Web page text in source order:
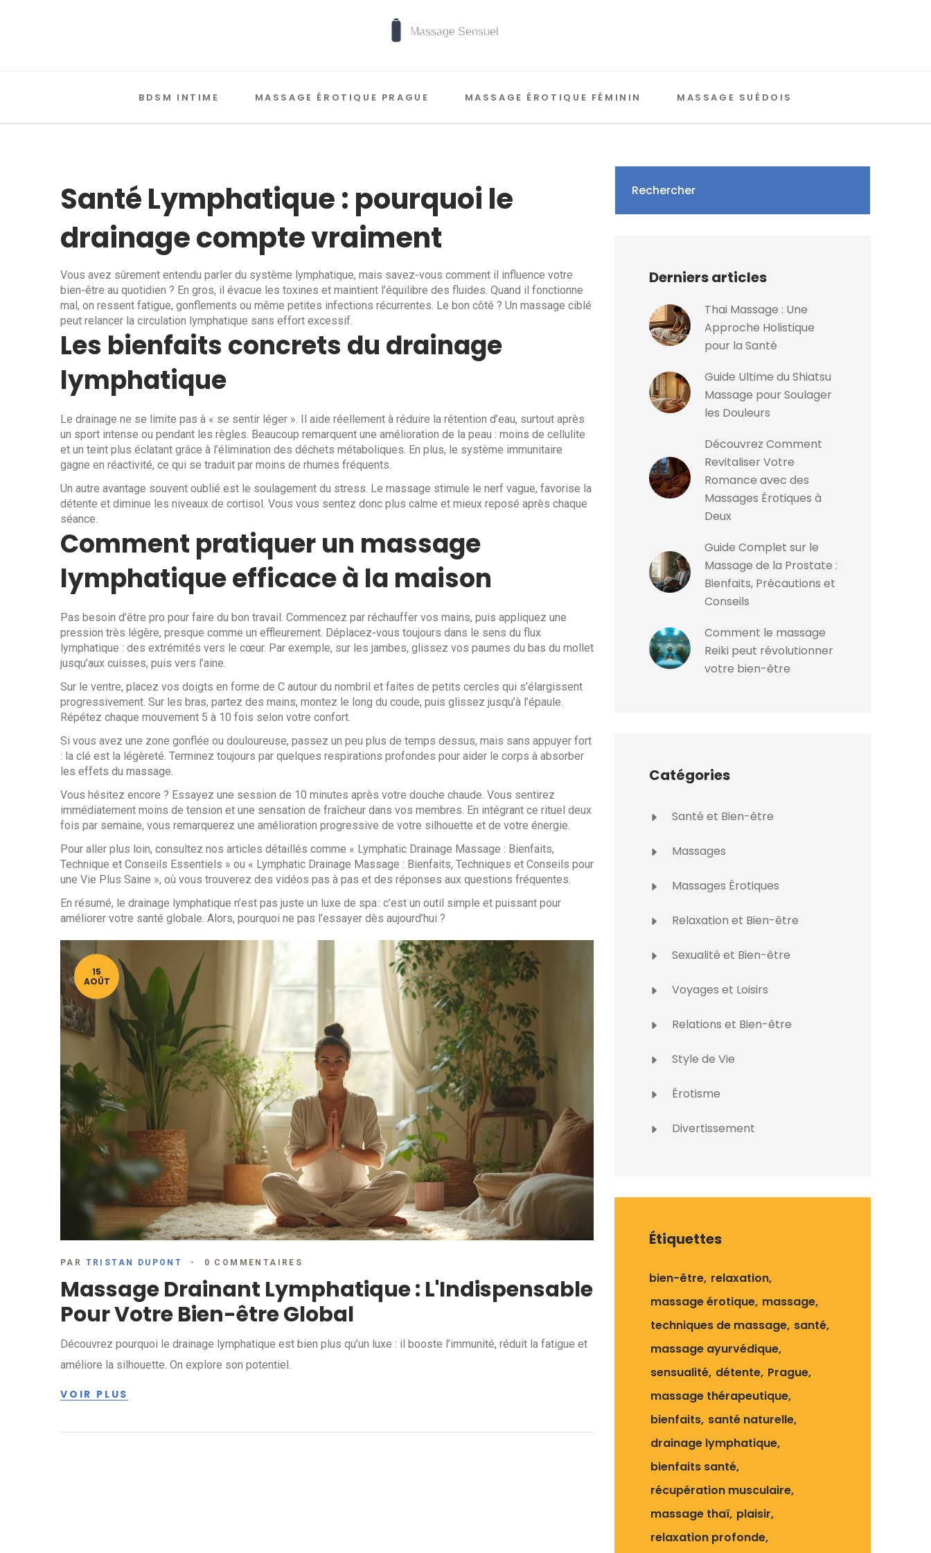
BDSM INTIME MASSAGE ÉROTIQUE PRAGUE MASSAGE ÉROTIQUE FÉMININ MASSAGE SUÉDOIS
Santé Lymphatique : pourquoi le
drainage compte vraiment
Vous avez sûrement entendu parler du système lymphatique, mais savez‑vous comment il influence votre
bien‑être au quotidien ? En gros, il évacue les toxines et maintient l’équilibre des fluides. Quand il fonctionne
mal, on ressent fatigue, gonflements ou même petites infections récurrentes. Le bon côté ? Un massage ciblé
peut relancer la circulation lymphatique sans effort excessif.
Les bienfaits concrets du drainage
lymphatique
Le drainage ne se limite pas à « se sentir léger ». Il aide réellement à réduire la rétention d’eau, surtout après
un sport intense ou pendant les règles. Beaucoup remarquent une amélioration de la peau : moins de cellulite
et un teint plus éclatant grâce à l’élimination des déchets métaboliques. En plus, le système immunitaire
gagne en réactivité, ce qui se traduit par moins de rhumes fréquents.
Un autre avantage souvent oublié est le soulagement du stress. Le massage stimule le nerf vague, favorise la
détente et diminue les niveaux de cortisol. Vous vous sentez donc plus calme et mieux reposé après chaque
séance.
Comment pratiquer un massage
lymphatique efficace à la maison
Pas besoin d’être pro pour faire du bon travail. Commencez par réchauffer vos mains, puis appliquez une
pression très légère, presque comme un effleurement. Déplacez‑vous toujours dans le sens du flux
lymphatique : des extrémités vers le cœur. Par exemple, sur les jambes, glissez vos paumes du bas du mollet
jusqu’aux cuisses, puis vers l’aine.
Sur le ventre, placez vos doigts en forme de C autour du nombril et faites de petits cercles qui s’élargissent
progressivement. Sur les bras, partez des mains, montez le long du coude, puis glissez jusqu’à l’épaule.
Répétez chaque mouvement 5 à 10 fois selon votre confort.
Si vous avez une zone gonflée ou douloureuse, passez un peu plus de temps dessus, mais sans appuyer fort
: la clé est la légèreté. Terminez toujours par quelques respirations profondes pour aider le corps à absorber
les effets du massage.
Vous hésitez encore ? Essayez une session de 10 minutes après votre douche chaude. Vous sentirez
immédiatement moins de tension et une sensation de fraîcheur dans vos membres. En intégrant ce rituel deux
fois par semaine, vous remarquerez une amélioration progressive de votre silhouette et de votre énergie.
Pour aller plus loin, consultez nos articles détaillés comme « Lymphatic Drainage Massage : Bienfaits,
Technique et Conseils Essentiels » ou « Lymphatic Drainage Massage : Bienfaits, Techniques et Conseils pour
une Vie Plus Saine », où vous trouverez des vidéos pas à pas et des réponses aux questions fréquentes.
En résumé, le drainage lymphatique n’est pas juste un luxe de spa : c’est un outil simple et puissant pour
améliorer votre santé globale. Alors, pourquoi ne pas l’essayer dès aujourd’hui ?
15
AOÛT
PAR TRISTAN DUPONT 0 COMMENTAIRES
Massage Drainant Lymphatique : L'Indispensable
Pour Votre Bien-être Global
Découvrez pourquoi le drainage lymphatique est bien plus qu’un luxe : il booste l’immunité, réduit la fatigue et
améliore la silhouette. On explore son potentiel.
VOIR PLUS
Rechercher
Derniers articles
Thai Massage : Une
Approche Holistique
pour la Santé
Guide Ultime du Shiatsu
Massage pour Soulager
les Douleurs
Découvrez Comment
Revitaliser Votre
Romance avec des
Massages Érotiques à
Deux
Guide Complet sur le
Massage de la Prostate :
Bienfaits, Précautions et
Conseils
Comment le massage
Reiki peut révolutionner
votre bien-être
Catégories
Santé et Bien-être
Massages
Massages Érotiques
Relaxation et Bien-être
Sexualité et Bien-être
Voyages et Loisirs
Relations et Bien-être
Style de Vie
Érotisme
Divertissement
Étiquettes
bien-être relaxation
massage érotique massage
techniques de massage santé
massage ayurvédique
sensualité détente Prague
massage thérapeutique
bienfaits santé naturelle
drainage lymphatique
bienfaits santé
récupération musculaire
massage thaï plaisir
relaxation profonde